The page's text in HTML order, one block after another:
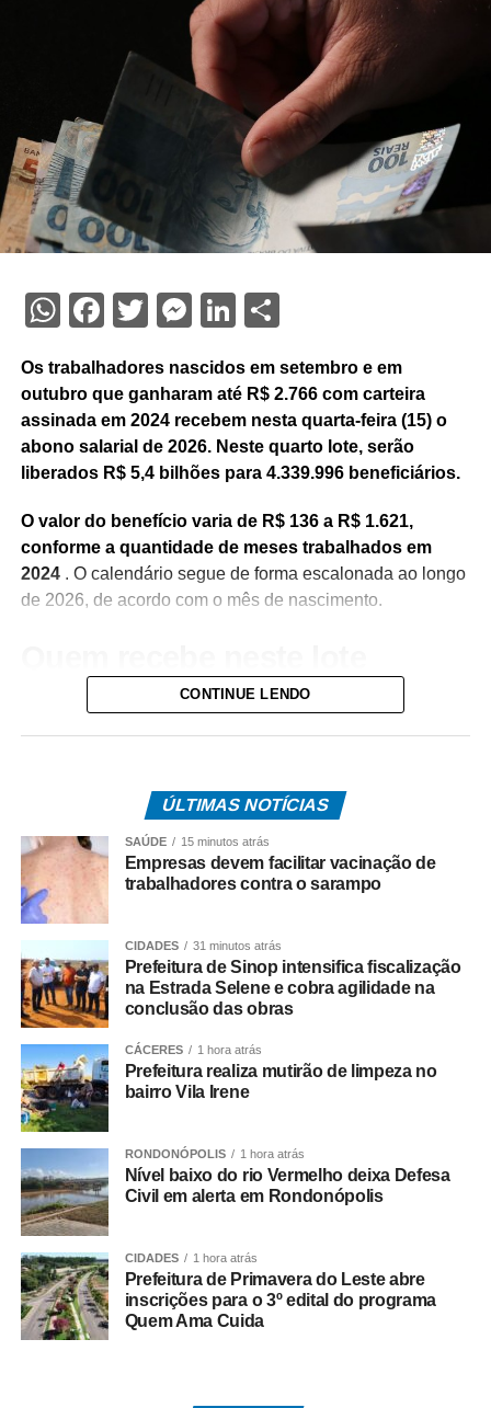
WhatsApp
Facebook
Twitter
Messenger
LinkedIn
Share
Os trabalhadores nascidos em setembro e em
outubro que ganharam até R$ 2.766 com carteira
assinada em 2024 recebem nesta quarta-feira (15) o
abono salarial de 2026. Neste quarto lote, serão
liberados R$ 5,4 bilhões para 4.339.996 beneficiários.
O valor do benefício varia de R$ 136 a R$ 1.621,
conforme a quantidade de meses trabalhados em
2024. O calendário segue de forma escalonada ao longo
de 2026, de acordo com o mês de nascimento.
Do total de contemplados em maio:
pagamento feito pela Caixa Econômica Federal,
somando R$ 4,8 bilhões;
• 499.509 são servidores públicos, inscritos no Programa
de Formação do Patrimônio do Servidor Público (Pasep),
600 milhões.
Quem tem direito ao Abono
Salarial
Tem direito ao benefício o trabalhador que:
• Está inscrito no Pis/Pasep há pelo menos cinco anos;
• Trabalhou com carteira assinada por no mínimo 30 dias
em 2024;
• Recebeu remuneração média mensal de até R$ 2.766
no ano-base;
CONTINUE LENDO
ÚLTIMAS NOTÍCIAS
SAÚDE 15 minutos atrás
Empresas devem facilitar vacinação de
trabalhadores contra o sarampo
CIDADES 31 minutos atrás
Prefeitura de Sinop intensifica fiscalização
na Estrada Selene e cobra agilidade na
conclusão das obras
CÁCERES 1 hora atrás
Prefeitura realiza mutirão de limpeza no
bairro Vila Irene
RONDONÓPOLIS 1 hora atrás
Nível baixo do rio Vermelho deixa Defesa
Civil em alerta em Rondonópolis
CIDADES 1 hora atrás
Prefeitura de Primavera do Leste abre
inscrições para o 3º edital do programa
Quem Ama Cuida